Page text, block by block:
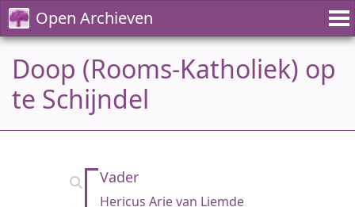
Open Archieven
Doop (Rooms-Katholiek) op
te Schijndel
Vader
Hericus Arie van Liemde